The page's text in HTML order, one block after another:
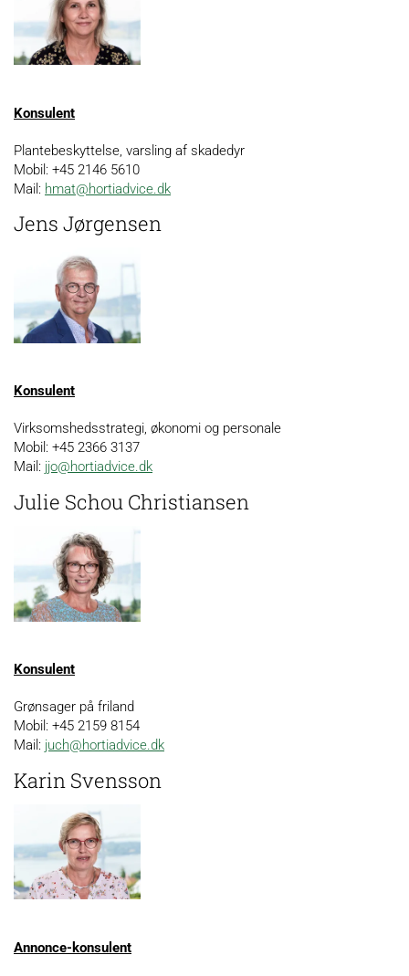
Konsulent
Plantebeskyttelse, varsling af skadedyr
Mobil: +45 2146 5610
Mail: hmat@hortiadvice.dk
Jens Jørgensen
Konsulent
Virksomshedsstrategi, økonomi og personale
Mobil: +45 2366 3137
Mail: jjo@hortiadvice.dk
Julie Schou Christiansen
Konsulent
Grønsager på friland
Mobil: +45 2159 8154
Mail: juch@hortiadvice.dk
Karin Svensson
Annonce-konsulent